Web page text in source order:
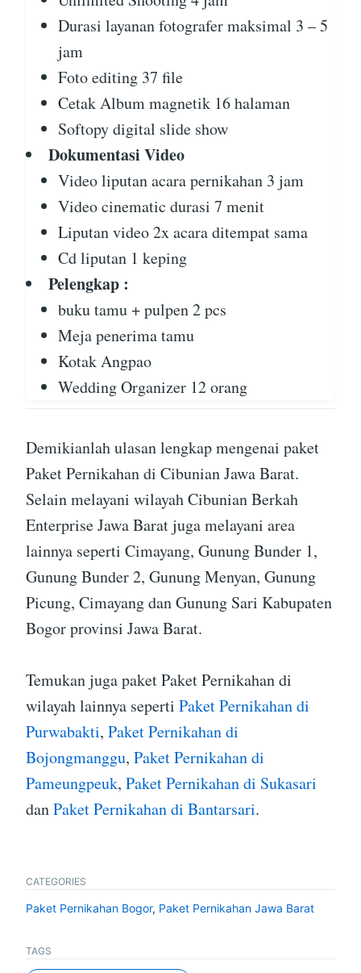
Durasi layanan fotografer maksimal 3 – 5
jam
Foto editing 37 file
Cetak Album magnetik 16 halaman
Softopy digital slide show
Dokumentasi Video
Video liputan acara pernikahan 3 jam
Video cinematic durasi 7 menit
Liputan video 2x acara ditempat sama
Cd liputan 1 keping
Pelengkap :
buku tamu + pulpen 2 pcs
Meja penerima tamu
Kotak Angpao
Wedding Organizer 12 orang
Demikianlah ulasan lengkap mengenai paket
Paket Pernikahan di Cibunian Jawa Barat.
Selain melayani wilayah Cibunian Berkah
Enterprise Jawa Barat juga melayani area
lainnya seperti Cimayang, Gunung Bunder 1,
Gunung Bunder 2, Gunung Menyan, Gunung
Picung, Cimayang dan Gunung Sari Kabupaten
Bogor provinsi Jawa Barat.
Temukan juga paket Paket Pernikahan di
wilayah lainnya seperti Paket Pernikahan di
Purwabakti, Paket Pernikahan di
Bojongmanggu, Paket Pernikahan di
Pameungpeuk, Paket Pernikahan di Sukasari
danPaket Pernikahan di Bantarsari.
CATEGORIES
Paket Pernikahan Bogor, Paket Pernikahan Jawa Barat
TAGS